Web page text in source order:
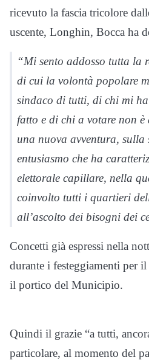
ricevuto la fascia tricolore
uscente, Longhin, Bocca ha
“Mi sento addosso tutta la
di cui la volontà popolare
sindaco di tutti, di chi mi
fatto e di chi a votare non
una nuova avventura, sulla
entusiasmo che ha
elettorale capillare, nella
coinvolto tutti i quartieri
all’ascolto dei bisogni dei
Concetti già espressi nella
durante i festeggiamenti per il
il portico del Municipio.
Quindi il grazie “a tutti,
particolare, al momento del